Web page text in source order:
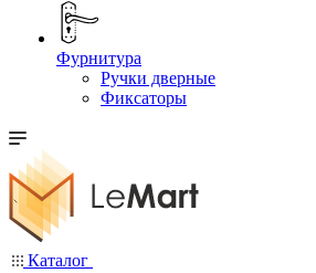
Фурнитура
Ручки дверные
Фиксаторы
Каталог